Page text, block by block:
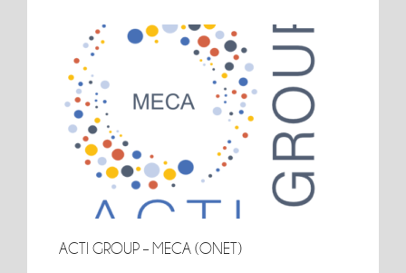
ACTI GROUP – MECA (ONET)